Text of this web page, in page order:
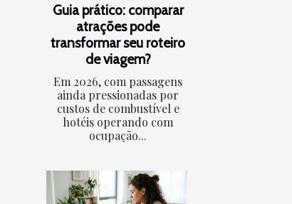
Guia prático: comparar
atrações pode
transformar seu roteiro
de viagem?
Em 2026, com passagens
ainda pressionadas por
custos de combustível e
hotéis operando com
ocupação...